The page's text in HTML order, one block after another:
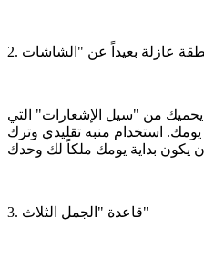
في أول 30 دقيقة يحميك من "سيل الإشعارات" التي
استخدام منبه تقليدي وترك
​3. قاعدة "الجمل الثلاث"